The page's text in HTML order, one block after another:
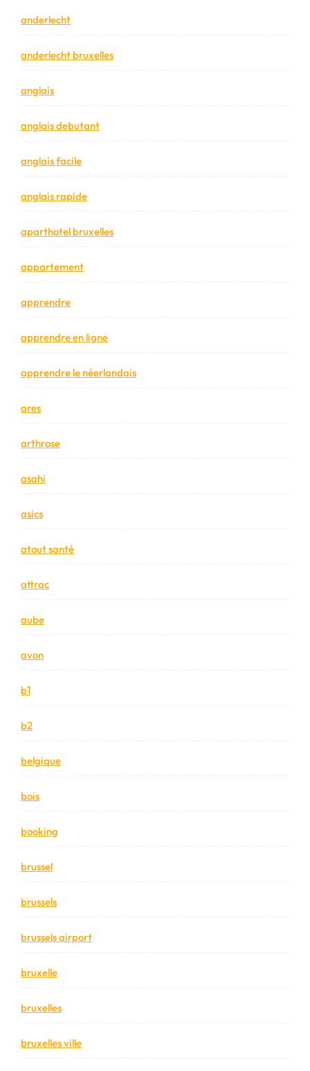
anderlecht
anderlecht bruxelles
anglais
anglais debutant
anglais facile
anglais rapide
aparthotel bruxelles
appartement
apprendre
apprendre en ligne
apprendre le néerlandais
ares
arthrose
asahi
asics
atout santé
attrac
aube
avon
b1
b2
belgique
bois
booking
brussel
brussels
brussels airport
bruxelle
bruxelles
bruxelles ville